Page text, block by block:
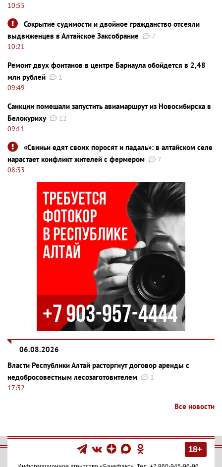
10:55
Сокрытие судимости и двойное гражданство отсеяли
выдвиженцев в Алтайское Заксобрание
7
10:21
Ремонт двух фонтанов в центре Барнаула обойдется в 2,48
млн рублей
1
09:49
Санкции помешали запустить авиамаршрут из Новосибирска в
Белокуриху
12
09:11
«Свиньи едят своих поросят и падаль»: в алтайском селе
нарастает конфликт жителей с фермером
7
08:33
06.08.2026
Власти Республики Алтай расторгнут договор аренды с
недобросовестным лесозаготовителем
1
17:32
Все новости
18+